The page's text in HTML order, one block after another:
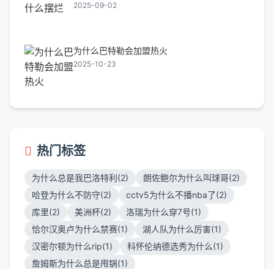
2025-09-02
为什么巴特勒会加盟热火
2025-10-23
热门标签
为什么总是我巴洛特利(2)
朗佐鲍尔为什么叫球哥(2)
哈登为什么不防守(2)
cctv5为什么不播nba了(2)
库里(2)
美洲杯(2)
洛瑞为什么穿7号(1)
恰尔汉奥卢为什么禁赛(1)
湖人队为什么厉害(1)
汉密尔顿为什么rip(1)
科怀伦纳德选秀为什么(1)
詹姆斯为什么总是甩锅(1)